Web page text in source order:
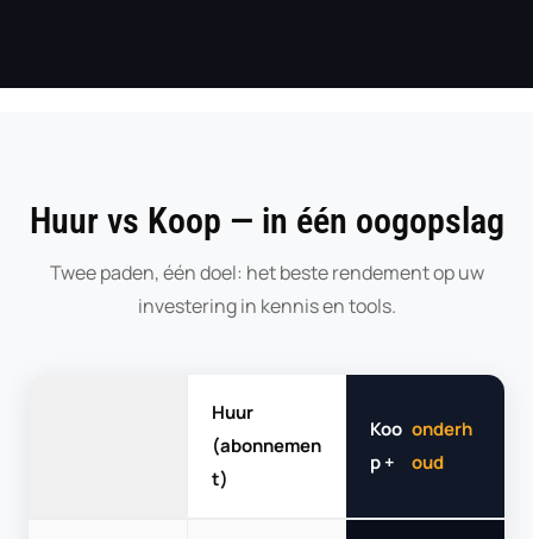
Huur vs Koop — in één oogopslag
Twee paden, één doel: het beste rendement op uw
investering in kennis en tools.
Huur
(abonnemen
t)
Koo
p +
onderh
oud